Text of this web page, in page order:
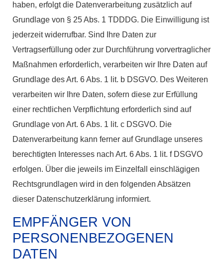
haben, erfolgt die Datenverarbeitung zusätzlich auf
Grundlage von § 25 Abs. 1 TDDDG. Die Einwilligung ist
jederzeit widerrufbar. Sind Ihre Daten zur
Vertragserfüllung oder zur Durchführung vorvertraglicher
Maßnahmen erforderlich, verarbeiten wir Ihre Daten auf
Grundlage des Art. 6 Abs. 1 lit. b DSGVO. Des Weiteren
verarbeiten wir Ihre Daten, sofern diese zur Erfüllung
einer rechtlichen Verpflichtung erforderlich sind auf
Grundlage von Art. 6 Abs. 1 lit. c DSGVO. Die
Datenverarbeitung kann ferner auf Grundlage unseres
berechtigten Interesses nach Art. 6 Abs. 1 lit. f DSGVO
erfolgen. Über die jeweils im Einzelfall einschlägigen
Rechtsgrundlagen wird in den folgenden Absätzen
dieser Datenschutzerklärung informiert.
EMPFÄNGER VON
PERSONENBEZOGENEN
DATEN